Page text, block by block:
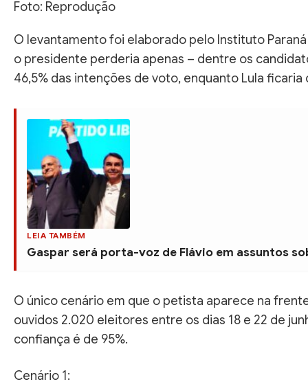
Foto: Reprodução
O levantamento foi elaborado pelo Instituto
o presidente perderia apenas – dentre os
46,5% das intenções de voto, enquanto Lula ficaria
LEIA TAMBÉM
Gaspar será porta-voz de Flávio em assuntos
O único cenário em que o petista aparece na
ouvidos 2.020 eleitores entre os dias 18 e 22 de
confiança é de 95%.
Cenário 1: